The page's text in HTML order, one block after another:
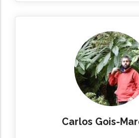
Carlos Gois-